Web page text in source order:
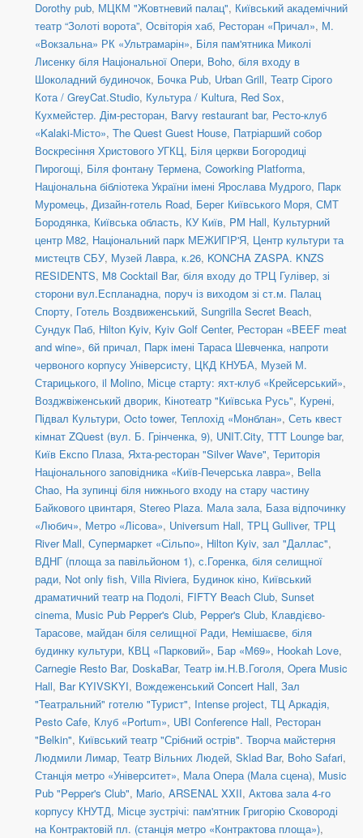
Dorothy pub, МЦКМ "Жовтневий палац", Київський академічний
театр “Золоті ворота”, Освіторія хаб, Ресторан «Причал», М.
«Вокзальна» РК «Ультрамарін», Біля пам'ятника Миколі
Лисенку біля Національної Опери, Boho, біля входу в
Шоколадний будиночок, Бочка Pub, Urban Grill, Театр Сірого
Кота / GreyCat.Studio, Культура / Kultura, Red Sox,
Кухмейстер. Дім-ресторан, Barvy restaurant bar, Ресто-клуб
«Kalaki-Місто», The Quest Guest House, Патріарший собор
Воскресіння Христового УГКЦ, Біля церкви Богородиці
Пирогощі, Біля фонтану Термена, Coworking Platforma,
Національна бібліотека України імені Ярослава Мудрого, Парк
Муромець, Дизайн-готель Road, Берег Київського Моря, СМТ
Бородянка, Київська область, КУ Київ, PM Hall, Культурний
центр М82, Національний парк МЕЖИГІР'Я, Центр культури та
мистецтв СБУ, Музей Лавра, к.26, KONCHA ZASPA. KNZS
RESIDENTS, M8 Cocktail Bar, біля входу до ТРЦ Гулівер, зі
сторони вул.Еспланадна, поруч із виходом зі ст.м. Палац
Спорту, Готель Воздвиженський, Sungrilla Secret Beach,
Сундук Паб, Hilton Kyiv, Kyiv Golf Center, Ресторан «BEEF meat
and wine», 6й причал, Парк імені Тараса Шевченка, напроти
червоного корпусу Універсисту, ЦКД КНУБА, Музей М.
Старицького, il Molino, Місце старту: яхт-клуб «Крейсерський»,
Возджвіженський дворик, Кінотеатр "Київська Русь", Курені,
Підвал Культури, Octo tower, Теплохід «Монблан», Сеть квест
кімнат ZQuest (вул. Б. Грінченка, 9), UNIT.City, TTT Lounge bar,
Київ Експо Плаза, Яхта-ресторан "Silver Wave", Територія
Національного заповідника «Київ-Печерська лавра», Bella
Chao, На зупинці біля нижнього входу на стару частину
Байкового цвинтаря, Stereo Plaza. Мала зала, База відпочинку
«Любич», Метро «Лісова», Universum Hall, ТРЦ Gulliver, ТРЦ
River Mall, Супермаркет «Сільпо», Hilton Kyiv, зал "Даллас",
ВДНГ (площа за павільйоном 1), с.Горенка, біля селищної
ради, Not only fish, Villa Riviera, Будинок кіно, Київський
драматичний театр на Подолі, FIFTY Beach Club, Sunset
cinema, Music Pub Pepper's Club, Pepper's Club, Клавдієво-
Тарасове, майдан біля селищної Ради, Немішаєве, біля
будинку культури, КВЦ «Парковий», Бар «М69», Hookah Love,
Carnegie Resto Bar, DoskaBar, Театр ім.Н.В.Гоголя, Opera Music
Hall, Bar KYIVSKYI, Вождеженський Concert Hall, Зал
"Театральний" готелю "Турист", Intense project, ТЦ Аркадія,
Pesto Cafe, Клуб «Portum», UBI Conference Hall, Ресторан
"Belkin", Київський театр "Срібний острів". Творча майстерня
Людмили Лимар, Театр Вільних Людей, Sklad Bar, Boho Safari,
Станція метро «Університет», Мала Опера (Мала сцена), Music
Pub "Pepper's Club", Mario, ARSENAL XXII, Актова зала 4-го
корпусу КНУТД, Місце зустрічі: пам'ятник Григорію Сковороді
на Контрактовій пл. (станція метро «Контрактова площа»),